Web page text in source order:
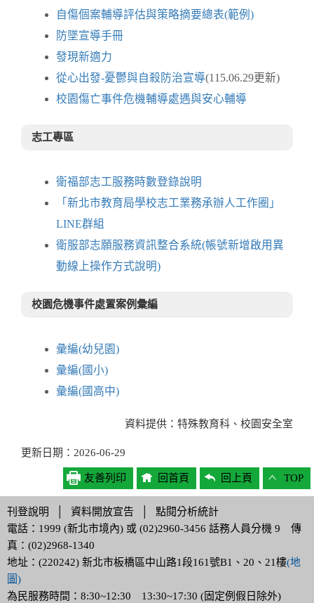
自傷個案輔導評估與策略摘要總表(範例)
防墜宣導手冊
發現新適力
從心出發-憂鬱與自殺防治宣導(115.06.29更新)
校園傷亡事件危機輔導處遇與安心輔導
志工專區
衛福部志工服務時數登錄說明
「新北市教育局學校志工業務承辦人工作圈」
LINE群組
衛服部志願服務資訊整合系統(帳號新增啟用異
動線上操作方式說明)
校園危機事件處置案例彙編
彙編(幼兒園)
彙編(國小)
彙編(國高中)
資料提供：特殊教育科、校園安全室
更新日期：2026-06-29
友善列印 回首頁 回上頁 TOP
刊登說明 資料開放宣告
點閱分析統計
電話：1999 (新北市境內) 或 (02)2960-3456 話務人員分機 9 傳
真：(02)2968-1340
地址：(220242) 新北市板橋區中山路1段161號B1、20、21樓(地
圖)
為民服務時間：8:30~12:30 13:30~17:30 (固定例假日除外)